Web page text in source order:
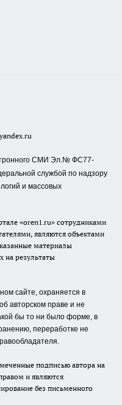
СМИ Эл.№ ФС77-
службой по надзору
и массовых
«oren1.ru» сотрудниками
являются объектами
материалы
на результаты
сайте, охраняется в
авторском праве и не
бы то ни было форме, в
переработке не
подписью автора на
и являются
без письменного